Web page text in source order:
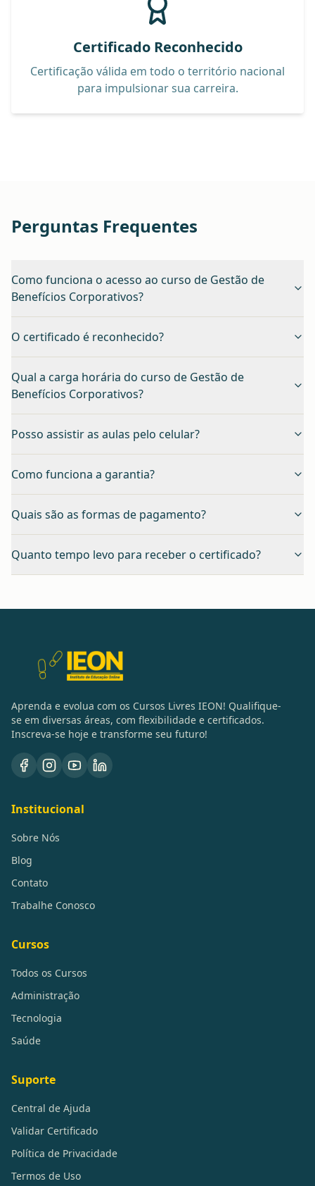
Certificado Reconhecido
Certificação válida em todo o território nacional
para impulsionar sua carreira.
Perguntas Frequentes
Como funciona o acesso ao curso de Gestão de
Benefícios Corporativos?
O certificado é reconhecido?
Qual a carga horária do curso de Gestão de
Benefícios Corporativos?
Posso assistir as aulas pelo celular?
Como funciona a garantia?
Quais são as formas de pagamento?
Quanto tempo levo para receber o certificado?
Aprenda e evolua com os Cursos Livres IEON! Qualifique-
se em diversas áreas, com flexibilidade e certificados.
Inscreva-se hoje e transforme seu futuro!
Institucional
Sobre Nós
Blog
Contato
Trabalhe Conosco
Cursos
Todos os Cursos
Administração
Tecnologia
Saúde
Suporte
Central de Ajuda
Validar Certificado
Política de Privacidade
Termos de Uso